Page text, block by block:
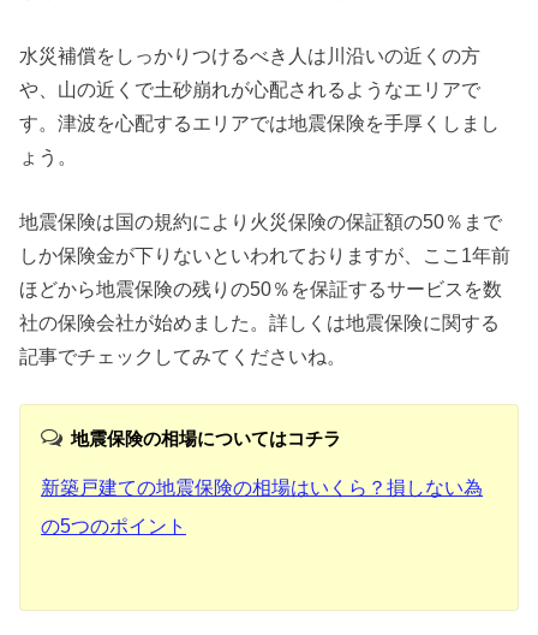
水災補償をしっかりつけるべき人は川沿いの近くの方
や、山の近くで土砂崩れが心配されるようなエリアで
す。津波を心配するエリアでは地震保険を手厚くしまし
ょう。
地震保険は国の規約により火災保険の保証額の50％まで
しか保険金が下りないといわれておりますが、ここ1年前
ほどから地震保険の残りの50％を保証するサービスを数
社の保険会社が始めました。詳しくは地震保険に関する
記事でチェックしてみてくださいね。
地震保険の相場についてはコチラ
新築戸建ての地震保険の相場はいくら？損しない為
の5つのポイント